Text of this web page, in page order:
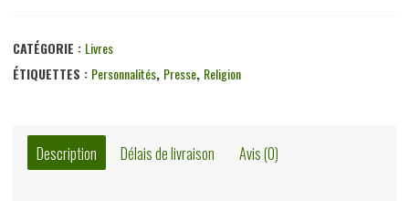
Leclercq
1891-
arbre
en
CATÉGORIE : Livres
ÉTIQUETTES : Personnalités, Presse, Religion
Description Délais de livraison Avis (0)